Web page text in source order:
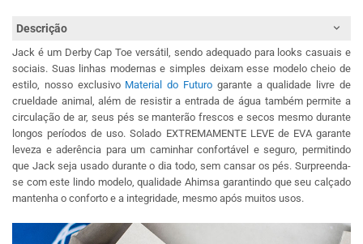
Descrição
Jack é um Derby Cap Toe versátil, sendo adequado para looks casuais e
sociais. Suas linhas modernas e simples deixam esse modelo cheio de
estilo, nosso exclusivo Material do Futuro garante a qualidade livre de
crueldade animal, além de resistir a entrada de água também permite a
circulação de ar, seus pés se manterão frescos e secos mesmo durante
longos períodos de uso. Solado EXTREMAMENTE LEVE de EVA garante
leveza e aderência para um caminhar confortável e seguro, permitindo
que Jack seja usado durante o dia todo, sem cansar os pés. Surpreenda-
se com este lindo modelo, qualidade Ahimsa garantindo que seu calçado
mantenha o conforto e a integridade, mesmo após muitos usos.